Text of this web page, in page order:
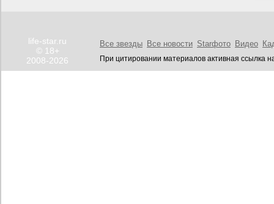
life-star.ru
© 18+
2008-2026
Все звезды Все новости Starфото Видео
При цитировании материалов активная ссылка